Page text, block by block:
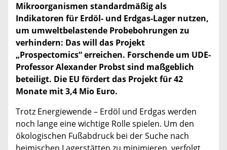
Mikroorganismen standardmäßig als
Indikatoren für Erdöl- und Erdgas-Lager nutzen,
um umweltbelastende Probebohrungen zu
verhindern: Das will das Projekt
„Prospectomics“ erreichen. Forschende um UDE-
Professor Alexander Probst sind maßgeblich
beteiligt. Die EU fördert das Projekt für 42
Monate mit 3,4 Mio Euro.
Trotz Energiewende – Erdöl und Erdgas werden
noch lange eine wichtige Rolle spielen. Um den
ökologischen Fußabdruck bei der Suche nach